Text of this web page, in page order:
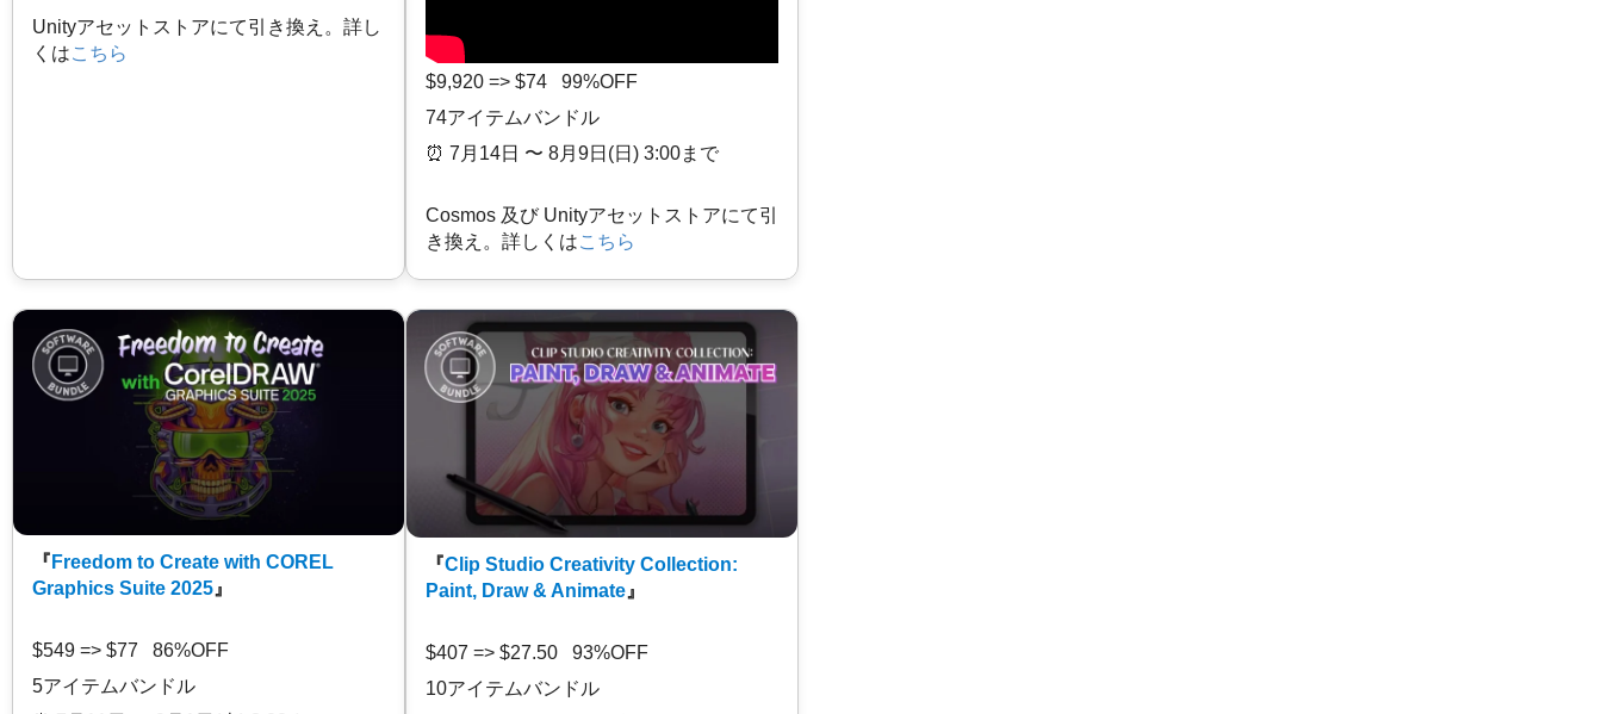
Unityアセットストアにて引き換え。詳し
くはこちら
$9,920 => $74 99%OFF
74アイテムバンドル
⏰️ 7月14日 〜 8月9日(日) 3:00まで
Cosmos 及び Unityアセットストアにて引
き換え。詳しくはこちら
『 Freedom to Create with COREL
Graphics Suite 2025 』
$549 => $77 86%OFF
5アイテムバンドル
『Clip Studio Creativity Collection:
Paint, Draw & Animate 』
$407 => $27.50 93%OFF
10アイテムバンドル